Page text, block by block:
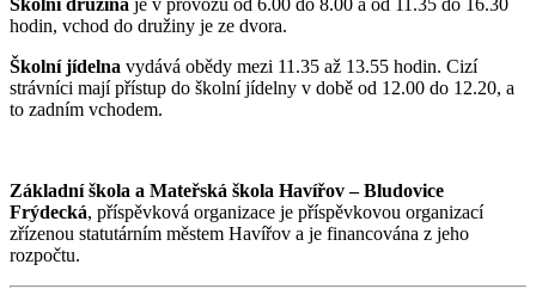
hodin, vchod do družiny je ze dvora.
Školní jídelna vydává obědy mezi 11.35 až 13.55 hodin. Cizí
strávníci mají přístup do školní jídelny v době od 12.00 do 12.20, a
to zadním vchodem.
Základní škola a Mateřská škola Havířov – Bludovice
Frýdecká, příspěvková organizace je příspěvkovou organizací
zřízenou statutárním městem Havířov a je financována z jeho
rozpočtu.